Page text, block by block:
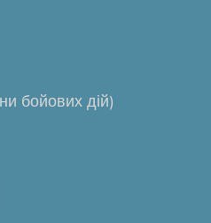
бойових дій)